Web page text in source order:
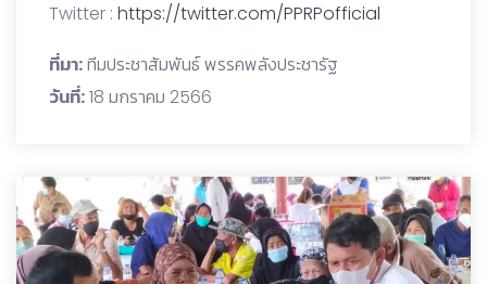
Twitter : https://twitter.com/PPRPofficial
ที่มา:ทีมประชาสัมพันธ์ พรรคพลังประชารัฐ
วันที่:18 มกราคม 2566